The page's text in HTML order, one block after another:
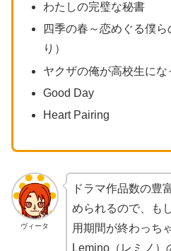
わたしの完璧な秘書
四季の春～恋めぐる僕
り）
ヤクザの俺が高校生にな
Good Day
Heart Pairing
ヴィータ
ドラマ作品数の豊
められるので、も
用期間が終わっち
Lemino（レミノ）